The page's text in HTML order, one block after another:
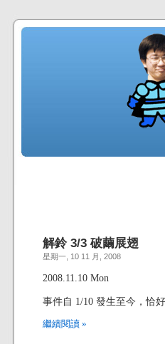
解鈴 3/3 破繭展翅
星期一, 10 11 月, 2008
2008.11.10 Mon
事件自 1/10 發生至今，恰
繼續閱讀 »